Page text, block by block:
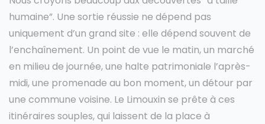
humaine”. Une sortie réussie ne dépend pas
uniquement d’un grand site : elle dépend souvent de
l’enchaînement. Un point de vue le matin, un marché
en milieu de journée, une halte patrimoniale l’après-
midi, une promenade au bon moment, un détour par
une commune voisine. Le Limouxin se prête à ces
itinéraires souples, qui laissent de la place à